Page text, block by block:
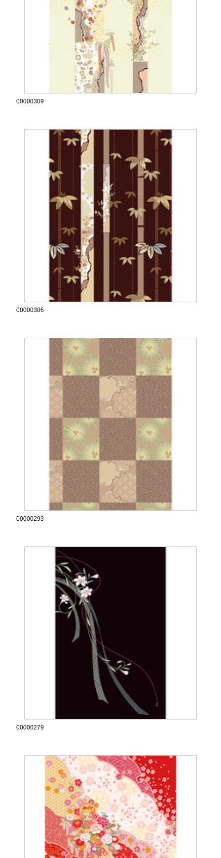
00000309
00000306
00000293
00000279